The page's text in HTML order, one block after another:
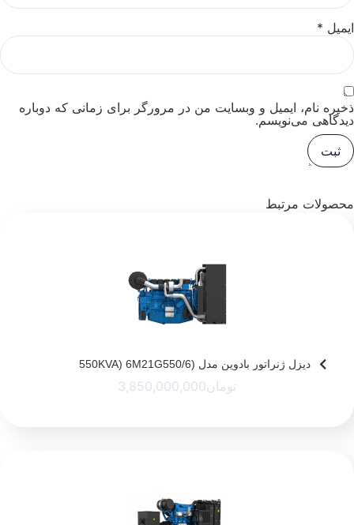
ایمیل *
ذخیره نام، ایمیل و وبسایت من در مرورگر برای زمانی که دوباره
دیدگاهی می‌نویسم.
محصولات مرتبط
دیزل ژنراتور بادوین مدل (550KVA) 6M21G550/6
تومان3,850,000,000